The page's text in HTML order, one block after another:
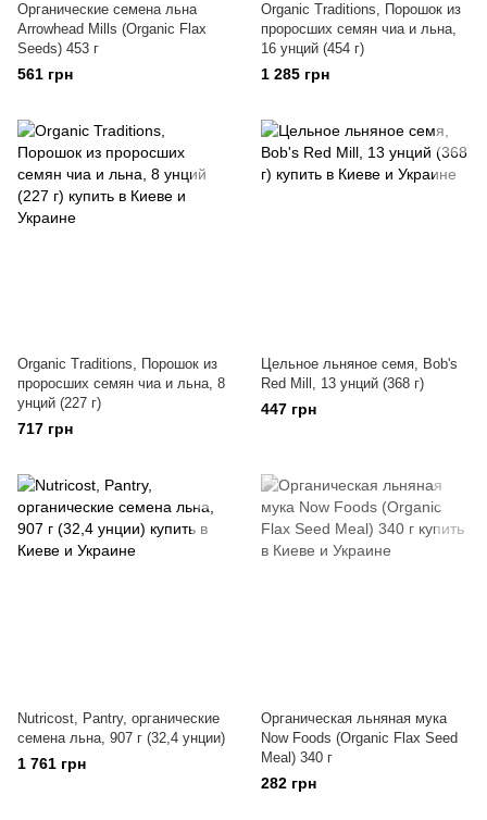
Органические семена льна
Arrowhead Mills (Organic Flax
Seeds) 453 г
561 грн
Organic Traditions, Порошок из
проросших семян чиа и льна,
16 унций (454 г)
1 285 грн
Organic Traditions, Порошок из
проросших семян чиа и льна, 8
унций (227 г)
717 грн
Цельное льняное семя, Bob's
Red Mill, 13 унций (368 г)
447 грн
Nutricost, Pantry, органические
семена льна, 907 г (32,4 унции)
1 761 грн
Органическая льняная мука
Now Foods (Organic Flax Seed
Meal) 340 г
282 грн